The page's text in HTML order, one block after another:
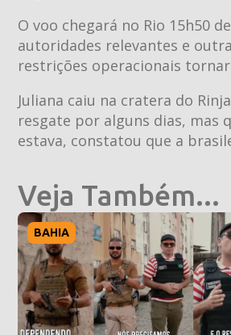
O voo chegará no Rio 15h50
autoridades relevantes e
restrições operacionais
Juliana caiu na cratera do
resgate por alguns dias, mas
estava, constatou que a
Veja Também...
BAHIA